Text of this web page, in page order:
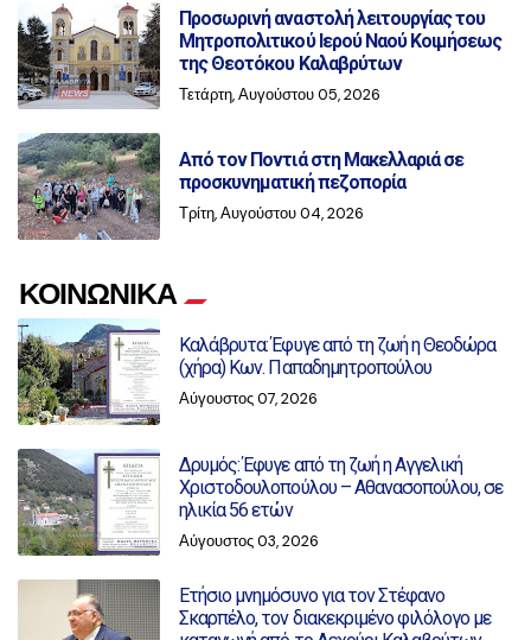
Προσωρινή αναστολή λειτουργίας του
Μητροπολιτικού Ιερού Ναού Κοιμήσεως
της Θεοτόκου Καλαβρύτων
Τετάρτη, Αυγούστου 05, 2026
Από τον Ποντιά στη Μακελλαριά σε
προσκυνηματική πεζοπορία
Τρίτη, Αυγούστου 04, 2026
ΚΟΙΝΩΝΙΚΑ
Καλάβρυτα: Έφυγε από τη ζωή η Θεοδώρα
(χήρα) Κων. Παπαδημητροπούλου
Αύγουστος 07, 2026
Δρυμός: Έφυγε από τη ζωή η Αγγελική
Χριστοδουλοπούλου – Αθανασοπούλου, σε
ηλικία 56 ετών
Αύγουστος 03, 2026
Ετήσιο μνημόσυνο για τον Στέφανο
Σκαρπέλο, τον διακεκριμένο φιλόλογο με